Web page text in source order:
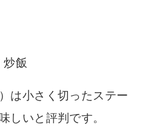
飯
は小さく切ったステー
しいと評判です。